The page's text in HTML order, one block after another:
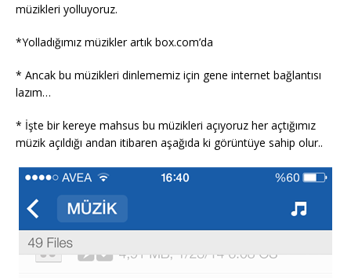
müzikleri yolluyoruz.
*Yolladığımız müzikler artık box.com’da
* Ancak bu müzikleri dinlememiz için gene internet bağlantısı
lazım…
* İşte bir kereye mahsus bu müzikleri açıyoruz her açtığımız
müzik açıldığı andan itibaren aşağıda ki görüntüye sahip olur..